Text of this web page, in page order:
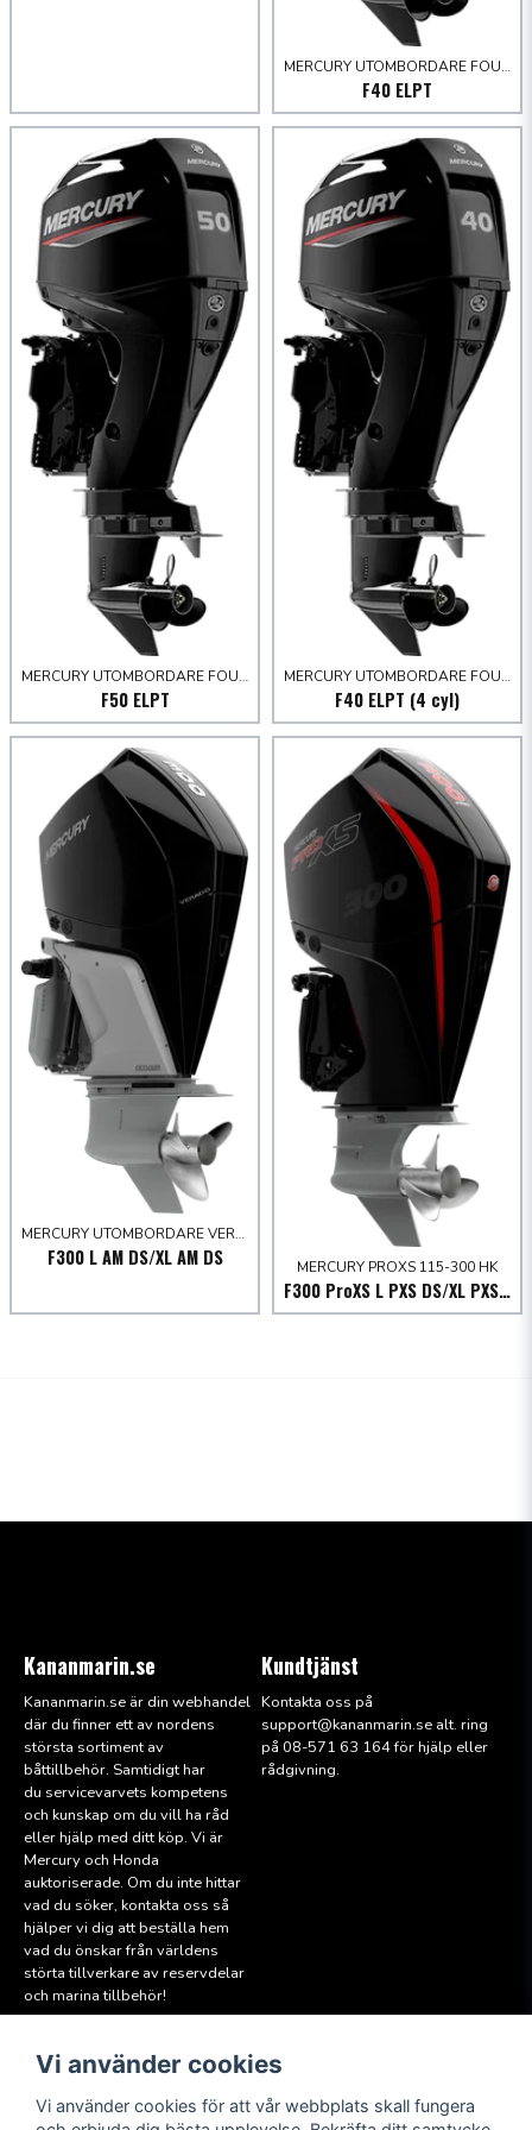
MERCURY UTOMBORDARE FOURSTROKE 30-60 HK
F40 ELPT
MERCURY UTOMBORDARE FOURSTROKE 30-60 HK
F50 ELPT
MERCURY UTOMBORDARE FOURSTROKE 30-60 HK
F40 ELPT (4 cyl)
MERCURY UTOMBORDARE VERADO 250-300 HK
F300 L AM DS/XL AM DS MERCURY PROXS 115-300 HK
F300 ProXS L PXS DS/XL PXS DS
Kananmarin.se
Kananmarin.se är din webhandel
där du finner ett av nordens
största sortiment av
båttillbehör. Samtidigt har
du servicevarvets kompetens
och kunskap om du vill ha råd
eller hjälp med ditt köp. Vi är
Mercury och Honda
auktoriserade. Om du inte hittar
vad du söker, kontakta oss så
hjälper vi dig att beställa hem
vad du önskar från världens
störta tillverkare av reservdelar
och marina tillbehör!
Kundtjänst
Kontakta oss på
support@kananmarin.se alt. ring
på 08-571 63 164 för hjälp eller
rådgivning.
Läs mer
Köpvillkor
Följ oss
Facebook
Vi använder cookies
Vi använder cookies för att vår webbplats skall fungera